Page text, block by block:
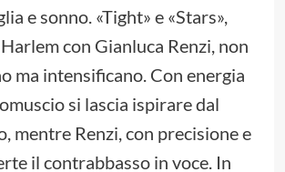
e sonno. «Tight» e «Stars»,
con Gianluca Renzi, non
ma intensificano. Con energia
si lascia ispirare dal
mentre Renzi, con precisione e
il contrabbasso in voce. In